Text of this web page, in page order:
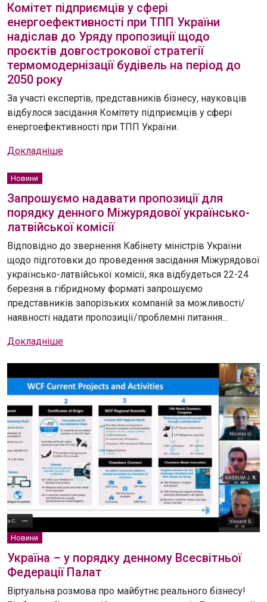
Комітет підприємців у сфері
енергоефективності при ТПП України
надіслав до Уряду пропозиції щодо
проєктів довгострокової стратегії
термомодернізації будівель на період до
2050 року
За участі експертів, представників бізнесу, науковців
відбулося засідання Комітету підприємців у сфері
енергоефективності при ТПП України.
Докладніше
Новини
Запрошуємо надавати пропозиції для
порядку денного Міжурядової українсько-
латвійської комісії
Відповідно до звернення Кабінету міністрів України
щодо підготовки до проведення засідання Міжурядової
українсько-латвійської комісії, яка відбудеться 22-24
березня в гібридному форматі запрошуємо
представників запорізьких компаній за можливості/
наявності надати пропозиції/проблемні питання...
Докладніше
Новини
Україна – у порядку денному Всесвітньої
Федерації Палат
Віртуальна розмова про майбутнє реального бізнесу!